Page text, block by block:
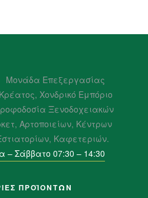
Μονάδα Επεξεργασίας
Κρέατος, Χονδρικό Εμπόριο
Ξενοδοχειακών
Αρτοποιείων, Κέντρων
Καφετεριών.
– Σάββατο 07:30 – 14:30
ΠΡΟΪΌΝΤΩΝ